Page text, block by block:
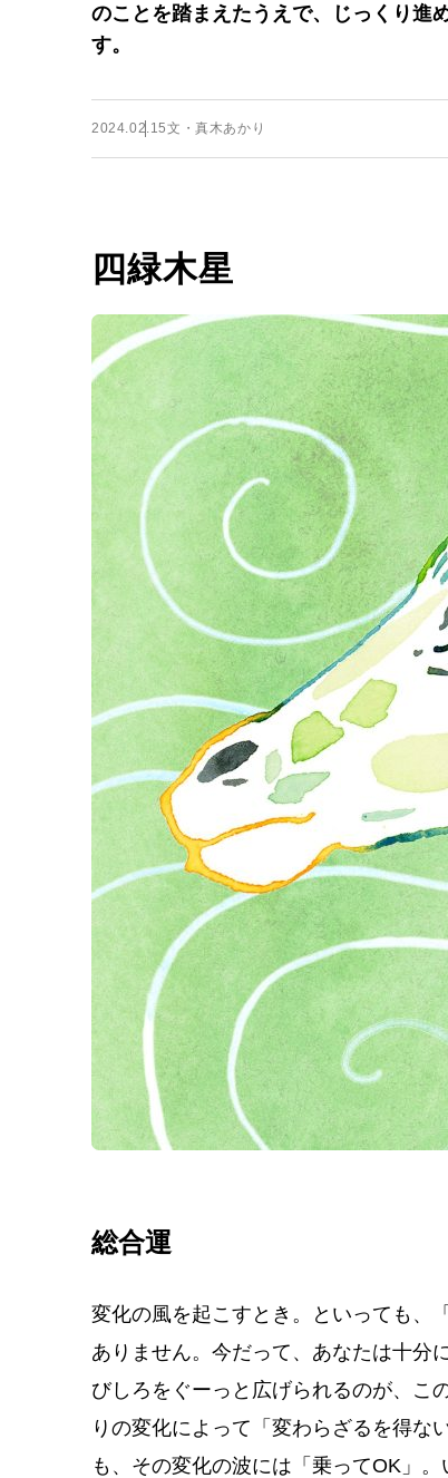
のことを踏まえたうえで、じっくり進
す。
2024.02.15文・真木あかり
四緑木星
総合運
変化の風を起こすとき。といっても、
ありません。今だって、あなたは十分
びしろをぐーっと広げられるのが、こ
りの変化によって「変わらざるを得な
も、その変化の波には「乗ってOK」